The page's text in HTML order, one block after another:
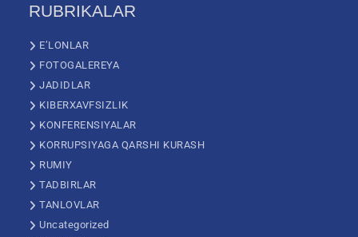
RUBRIKALAR
E’LONLAR
FOTOGALEREYA
JADIDLAR
KIBERXAVFSIZLIK
KONFERENSIYALAR
KORRUPSIYAGA QARSHI KURASH
RUMIY
TADBIRLAR
TANLOVLAR
Uncategorized